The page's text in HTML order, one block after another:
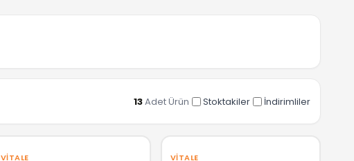
13Adet Ürün Stoktakiler İndirimliler
VITALE VITALE